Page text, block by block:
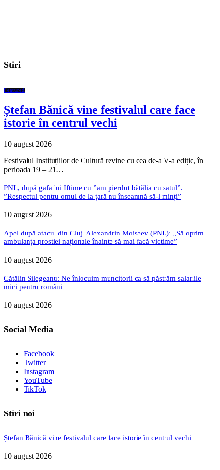
Stiri
Featured
Ștefan Bănică vine festivalul care face
istorie în centrul vechi
10 august 2026
Festivalul Instituțiilor de Cultură revine cu cea de-a V-a ediție, în
perioada 19 – 21…
PNL, după gafa lui Iftime cu ”am pierdut bătălia cu satul”.
”Respectul pentru omul de la țară nu înseamnă să-l minți”
10 august 2026
Apel după atacul din Cluj. Alexandrin Moiseev (PNL): „Să oprim
ambulanța prostiei naționale înainte să mai facă victime”
10 august 2026
Cătălin Silegeanu: Ne înlocuim muncitorii ca să păstrăm salariile
mici pentru români
10 august 2026
Social Media
Facebook
Twitter
Instagram
YouTube
TikTok
Stiri noi
Ștefan Bănică vine festivalul care face istorie în centrul vechi
10 august 2026